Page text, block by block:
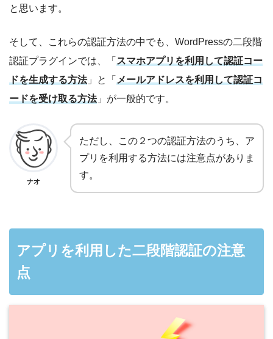
と思います。
そして、これらの認証方法の中でも、WordPressの二段階
認証プラグインでは、「 スマホアプリを利用して認証コー
ドを生成する方法」と「 メールアドレスを利用して認証コ
ードを受け取る方法」が一般的です。
ナオ
ただし、この２つの認証方法のうち、ア
プリを利用する方法には注意点がありま
す。
アプリを利用した二段階認証の注意
点